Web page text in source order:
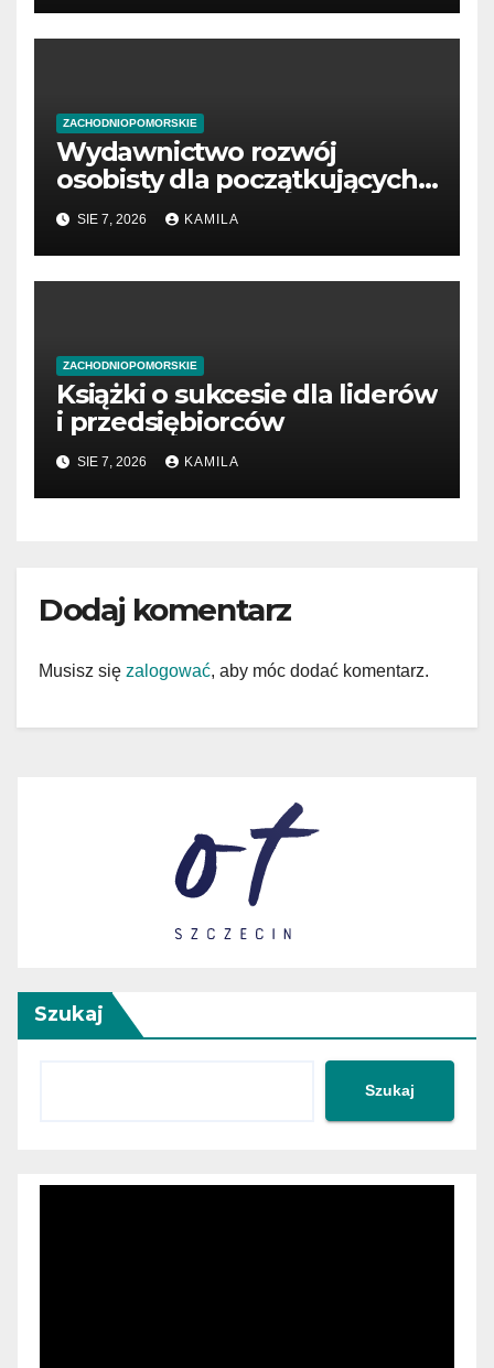
ZACHODNIOPOMORSKIE
Wydawnictwo rozwój
osobisty dla początkujących
przedsiębiorców
SIE 7, 2026 KAMILA
ZACHODNIOPOMORSKIE
Książki o sukcesie dla liderów
i przedsiębiorców
SIE 7, 2026 KAMILA
Dodaj komentarz
Musisz się zalogować, aby móc dodać komentarz.
Szukaj
Szukaj